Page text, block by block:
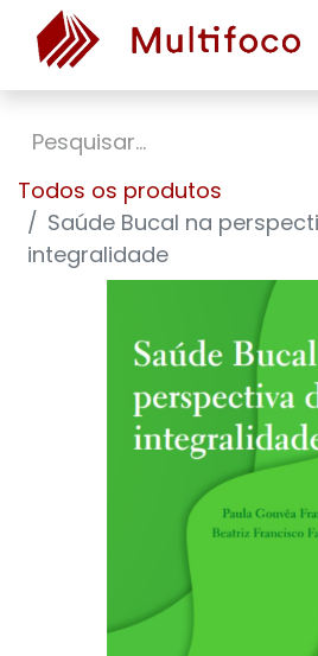
Todos os produtos
Saúde Bucal na
integralidade